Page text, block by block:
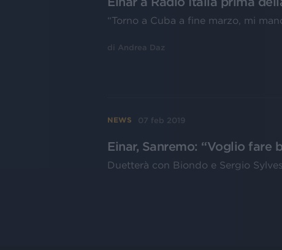
“Torno a Cuba a fine marzo, mi
di Andrea Daz
NEWS 07 feb 2019
Einar, Sanremo: “Voglio fare
Duetterà con Biondo e Sergio